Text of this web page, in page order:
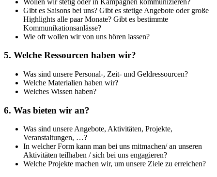
Gibt es Saisons bei uns? Gibt es stetige Angebote oder große
Highlights alle paar Monate? Gibt es bestimmte
Kommunikationsanlässe?
Wie oft wollen wir von uns hören lassen?
5. Welche Ressourcen haben wir?
Was sind unsere Personal-, Zeit- und Geldressourcen?
Welche Materialien haben wir?
Welches Wissen haben?
6. Was bieten wir an?
Was sind unsere Angebote, Aktivitäten, Projekte,
Veranstaltungen, …?
In welcher Form kann man bei uns mitmachen/ an unseren
Aktivitäten teilhaben / sich bei uns engagieren?
Welche Projekte machen wir, um unsere Ziele zu erreichen?